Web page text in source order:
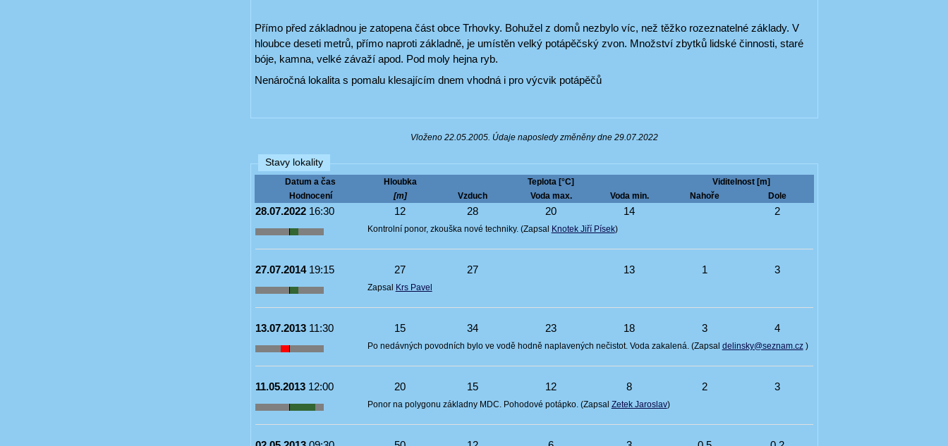
Přímo před základnou je zatopena část obce Trhovky. Bohužel z domů nezbylo víc, než těžko rozeznatelné základy. V
hloubce deseti metrů, přímo naproti základně, je umístěn velký potápěčský zvon. Množství zbytků lidské činnosti, staré
bóje, kamna, velké závaží apod. Pod moly hejna ryb.
Nenáročná lokalita s pomalu klesajícím dnem vhodná i pro výcvik potápěčů
Vloženo 22.05.2005. Údaje naposledy změněny dne 29.07.2022
Stavy lokality
Datum a čas Hloubka Teplota [°C]
Viditelnost [m]
Hodnocení
[m] Vzduch Voda max. Voda min. Nahoře Dole
28.07.202216:30 12 28 20 14 2
Kontrolní ponor, zkouška nové techniky. (Zapsal Knotek Jiří Písek)
27.07.201419:15 27 27 13 1 3
Zapsal Krs Pavel
13.07.201311:30 15 34 23 18 3 4
Po nedávných povodních bylo ve vodě hodně naplavených nečistot. Voda zakalená. (Zapsal delinsky@seznam.cz)
11.05.201312:00 20 15 12 8 2 3
Ponor na polygonu základny MDC. Pohodové potápko. (Zapsal Zetek Jaroslav)